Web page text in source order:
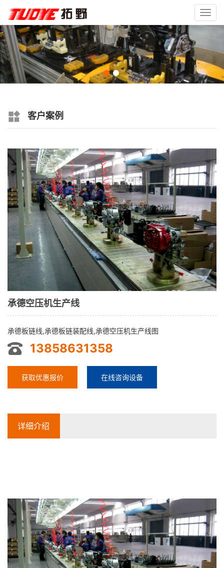
客户案例
承德空压机生产线
承德板链线,承德板链装配线,承德空压机生产线图
13858631358
获取优惠报价 在线咨询设备
详细介绍